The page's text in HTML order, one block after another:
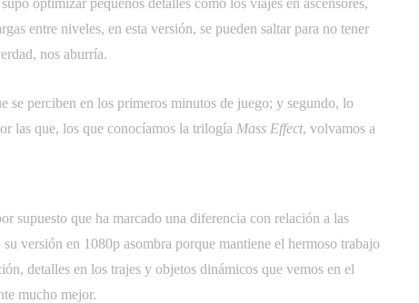
optimizar pequeños detalles como los viajes en ascensores,
entre niveles, en esta versión, se pueden saltar para no tener
nos aburría.
se perciben en los primeros minutos de juego; y segundo, lo
las que, los que conocíamos la trilogía Mass Effect, volvamos a
supuesto que ha marcado una diferencia con relación a las
versión en 1080p asombra porque mantiene el hermoso trabajo
detalles en los trajes y objetos dinámicos que vemos en el
mucho mejor.